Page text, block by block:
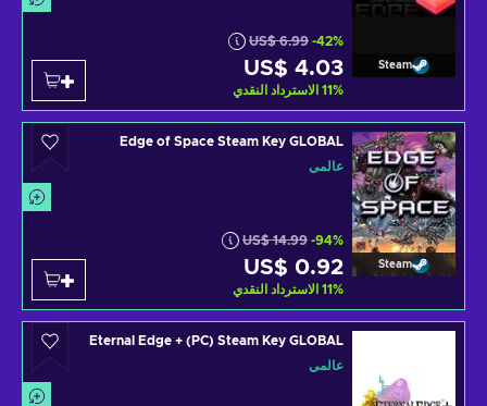
Steam
US$ 6.99 -42%
US$ 4.03
11% الاسترداد النقدي
Steam
Edge of Space Steam Key GLOBAL
عالمي
US$ 14.99 -94%
US$ 0.92
11% الاسترداد النقدي
Eternal Edge + (PC) Steam Key GLOBAL
عالمي